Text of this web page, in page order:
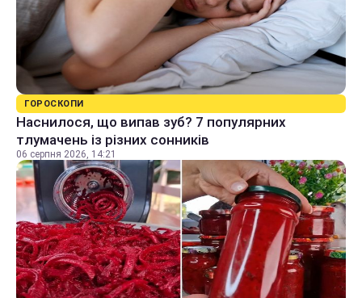
ГОРОСКОПИ
Наснилося, що випав зуб? 7 популярних
тлумачень із різних сонників
06 серпня 2026, 14:21